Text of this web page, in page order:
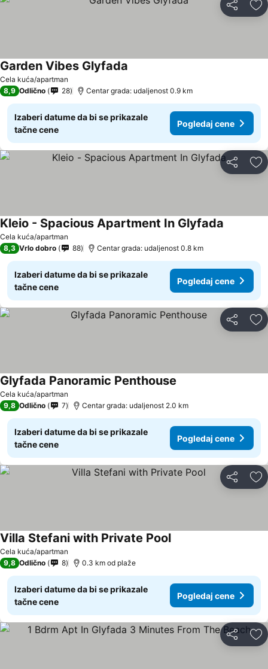
Deli
Cela kuća/apartman
Garden Vibes Glyfada
8,9 Odlično 28 Centar grada: udaljenost 0.9 km
Izaberi datume da bi se prikazale
tačne cene
Pogledaj cene
Deli
Cela kuća/apartman
Kleio - Spacious Apartment In Glyfada
8,3 Vrlo dobro 88 Centar grada: udaljenost 0.8 km
Izaberi datume da bi se prikazale
tačne cene
Pogledaj cene
Deli
Cela kuća/apartman
Glyfada Panoramic Penthouse
9,8 Odlično 7 Centar grada: udaljenost 2.0 km
Izaberi datume da bi se prikazale
tačne cene
Pogledaj cene
Deli
Cela kuća/apartman
Villa Stefani with Private PoolPogledaj cene
9,8 Odlično 8 0.3 km od plaže
Izaberi datume da bi se prikazale
tačne cene
Pogledaj cene
Deli